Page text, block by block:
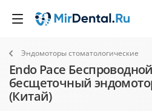
Эндомоторы стоматологические
Endo Pace Беспроводной
бесщеточный
(Китай)